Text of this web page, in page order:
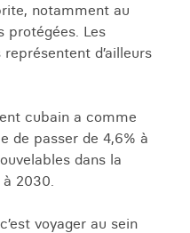
couleurs, saura
festive unique
La découverte de
conviviale.
CUBAINS :
ET
notamment au
protégées. Les
d’ailleurs
cubain a comme
de passer de 4,6% à
dans la
à 2030.
voyager au sein